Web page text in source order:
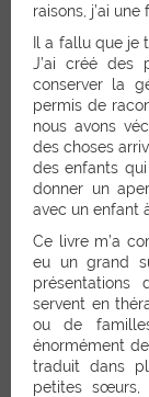
raisons, j’ai
Il a fallu que je
J’ai créé des
conserver la
permis de
nous avons
des choses
des enfants
donner un
avec un enfant
Ce livre m’a
eu un grand
présentations
servent en
ou de
énormément
traduit dans
petites sœurs,